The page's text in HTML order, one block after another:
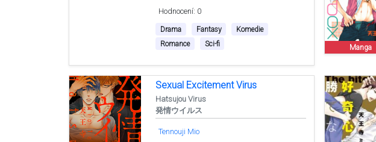
Hodnocení: 0
Drama Fantasy
Komedie
Romance
Sci-fi Manga
Sexual Excitement Virus
Hatsujou Virus
発情ウイルス
Tennouji Mio